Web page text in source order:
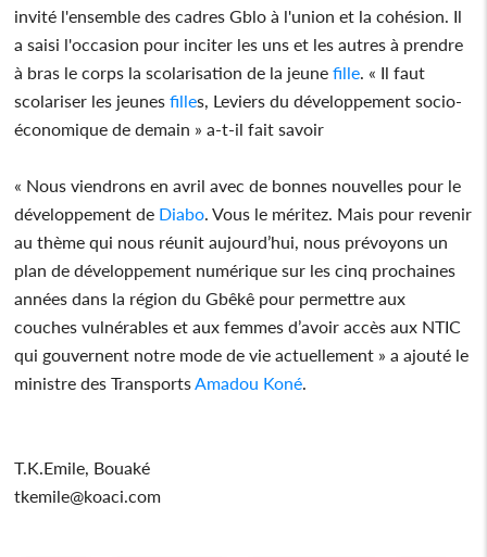
invité l'ensemble des cadres Gblo à l'union et la cohésion. Il
a saisi l'occasion pour inciter les uns et les autres à prendre
à bras le corps la scolarisation de la jeune fille . « Il faut
scolariser les jeunes filles, Leviers du développement socio-
économique de demain » a-t-il fait savoir
« Nous viendrons en avril avec de bonnes nouvelles pour le
développement de Diabo . Vous le méritez. Mais pour revenir
au thème qui nous réunit aujourd’hui, nous prévoyons un
plan de développement numérique sur les cinq prochaines
années dans la région du Gbêkê pour permettre aux
couches vulnérables et aux femmes d’avoir accès aux NTIC
qui gouvernent notre mode de vie actuellement » a ajouté le
ministre des Transports Amadou Koné
T.K.Emile, Bouaké
tkemile@koaci.com